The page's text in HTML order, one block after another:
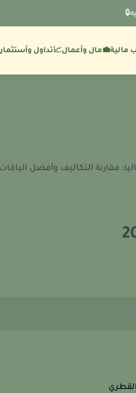
مالية💼مال وأعمال📈تداول وأستثمار
مقارنة التكاليف وأفضل
القطري